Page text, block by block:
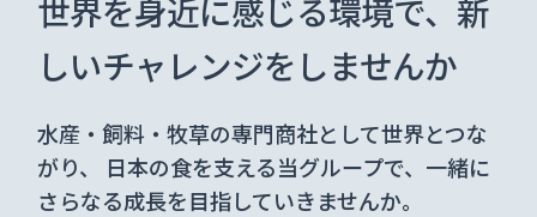
世界を⾝近に感じる環境で、 新
しいチャレンジをしませんか
⽔産・飼料・牧草の専⾨商社として世界とつな
がり、 ⽇本の⾷を⽀える当グループで、⼀緒に
さらなる成⻑を⽬指していきませんか。